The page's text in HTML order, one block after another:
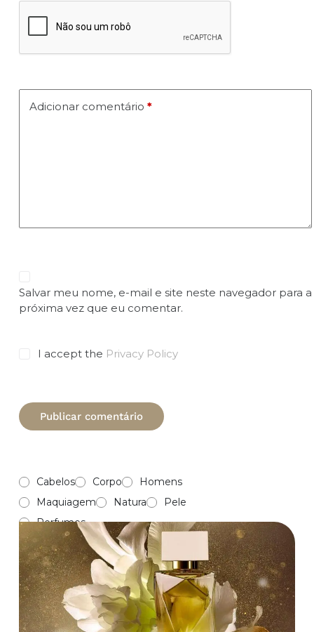
Adicionar comentário *
Salvar meu nome, e-mail e site neste navegador para a
próxima vez que eu comentar.
I accept the Privacy Policy
Publicar comentário
Cabelos Corpo
Homens
Maquiagem
Natura
Pele
Perfumes